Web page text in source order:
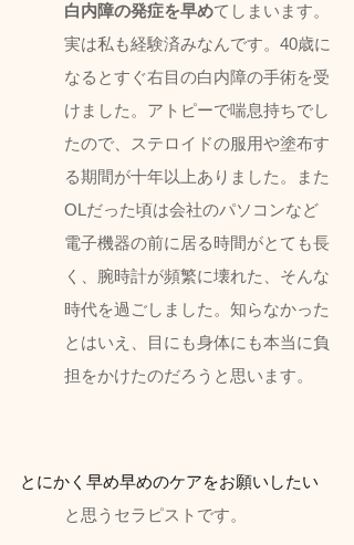
白内障の発症を早めてしまいます。
実は私も経験済みなんです。40歳に
なるとすぐ右目の白内障の手術を受
けました。アトピーで喘息持ちでし
たので、ステロイドの服用や塗布す
る期間が十年以上ありました。また
OLだった頃は会社のパソコンなど
電子機器の前に居る時間がとても長
く、腕時計が頻繁に壊れた、そんな
時代を過ごしました。知らなかった
とはいえ、目にも身体にも本当に負
担をかけたのだろうと思います。
とにかく早め早めのケアをお願いしたい
と思うセラピストです。